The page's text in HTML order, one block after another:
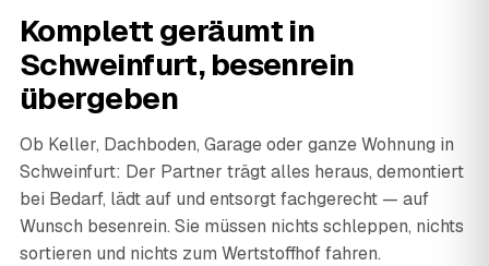
Komplett geräumt in
Schweinfurt, besenrein
übergeben
Ob Keller, Dachboden, Garage oder ganze Wohnung in
Schweinfurt: Der Partner trägt alles heraus, demontiert
bei Bedarf, lädt auf und entsorgt fachgerecht — auf
Wunsch besenrein. Sie müssen nichts schleppen, nichts
sortieren und nichts zum Wertstoffhof fahren.